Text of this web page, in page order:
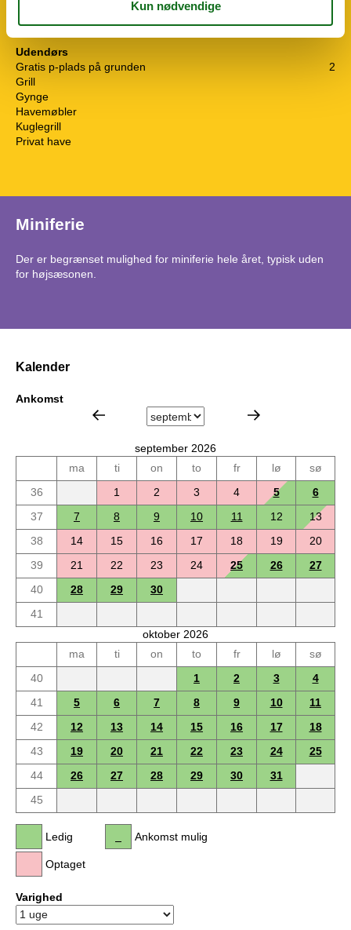
Opvaskemaskine
Udendørs
Gratis p-plads på grunden
2
Grill
Gynge
Havemøbler
Kuglegrill
Privat have
Miniferie
Der er begrænset mulighed for miniferie hele året, typisk uden
for højsæsonen.
Kalender
Ankomst
september 2026
ma
ti on to fr lø
sø
36
1 2 3 4 5
6
37
7 8 9 10 11 12
13
38
14 15 16 17 18 19
20
39
21 22 23 24 25 26
27
40
28 29
30
41
oktober 2026
ma
ti on to fr lø
sø
40
1 2 3
4
41
5 6 7 8 9 10
11
42
12 13 14 15 16 17
18
43
19 20 21 22 23 24
25
44
26 27 28 29 30
31
45
Ledig
Optaget
Ankomst mulig
Varighed